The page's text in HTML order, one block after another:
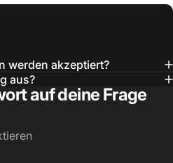
werden akzeptiert?
aus?
auf deine Frage